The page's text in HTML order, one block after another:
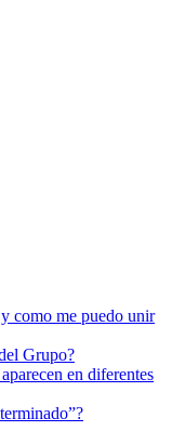
como me puedo unir
Grupo?
en diferentes